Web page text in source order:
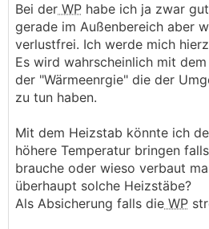
Bei der WP habe ich ja zwar
gerade im Außenbereich aber
verlustfrei. Ich werde mich
Es wird wahrscheinlich mit
der "Wärmeenrgie" die der
zu tun haben.
Mit dem Heizstab könnte ich
höhere Temperatur bringen
brauche oder wieso verbaut
überhaupt solche Heizstäbe?
Als Absicherung falls die WP